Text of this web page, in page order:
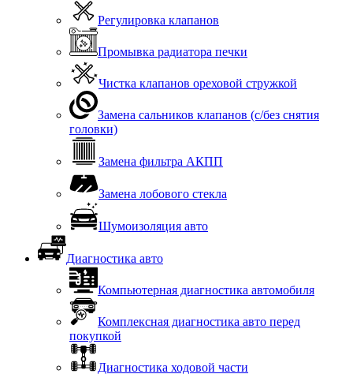
Регулировка клапанов
Промывка радиатора печки
Чистка клапанов ореховой стружкой
Замена сальников клапанов (с/без снятия
головки)
Замена фильтра АКПП
Замена лобового стекла
Шумоизоляция авто
Диагностика авто
Компьютерная диагностика автомобиля
Комплексная диагностика авто перед
покупкой
Диагностика ходовой части